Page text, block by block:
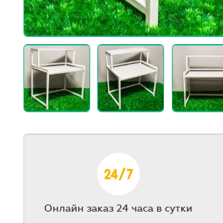
Онлайн заказ 24 часа в сутки